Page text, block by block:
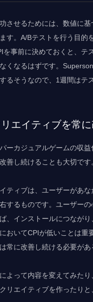
させるためには、数値に
す。A/Bテストを行う目的
を事前に決めておくと、テ
くなるはずです。
るそうなので、1週間はテ
エイティブを常
ーカジュアルゲームの収
善し続けることも大切です
ティブは、ユーザーがあ
するものです。ユーザー
、インストールにつながり
おいてCPIが低いことは重
常に改善し続ける必要があ
よって内容を変えてみたり
リエイティブを作ったりと